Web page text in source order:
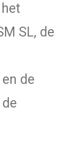
SL, de
de